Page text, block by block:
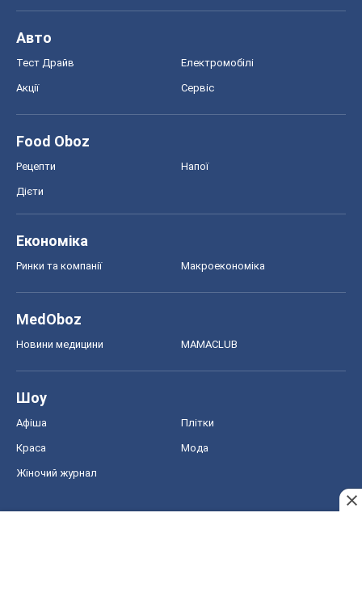
Авто
Тест Драйв Електромобілі
Акції Сервіс
Food Oboz
Рецепти Напої
Дієти
Економіка
Ринки та компанії Макроекономіка
MedOboz
Новини медицини MAMACLUB
Шоу
Афіша Плітки
Краса Мода
Жіночий журнал